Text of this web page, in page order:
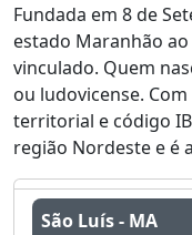
Fundada em 8 de
estado Maranhão ao
vinculado. Quem
ou ludovicense.
territorial e código
região Nordeste e é
São Luís - MA